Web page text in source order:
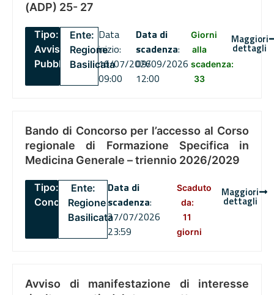
(ADP) 25- 27
Tipo:
Avviso
Pubblico
Ente:
Regione
Basilicata
Data
inizio:
16/07/2026
09:00
Data di
scadenza:
09/09/2026
12:00
Giorni
alla
scadenza:
33
Maggiori
dettagli
Bando di Concorso per l’accesso al Corso
regionale di Formazione Specifica in
Medicina Generale – triennio 2026/2029
Tipo:
Concorsi
Ente:
Regione
Basilicata
Data di
scadenza:
27/07/2026
23:59
Scaduto
da:
11
giorni
Maggiori
dettagli
Avviso di manifestazione di interesse